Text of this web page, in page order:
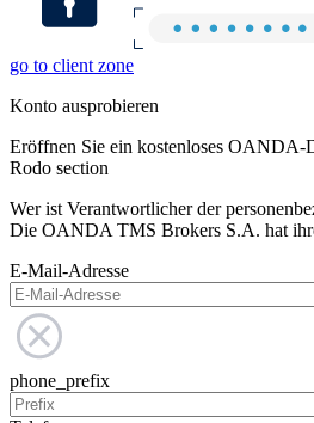
go to client zone
Konto ausprobieren
Eröffnen Sie ein kostenloses OANDA-
Rodo section
Wer ist Verantwortlicher der
Die OANDA TMS Brokers S.A. hat
E-Mail-Adresse
phone_prefix